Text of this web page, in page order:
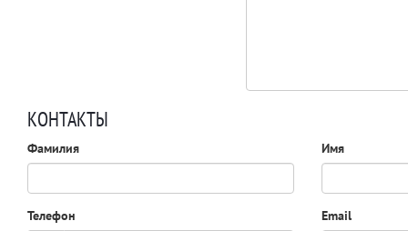
КОНТАКТЫ
Фамилия Имя
Телефон
Email